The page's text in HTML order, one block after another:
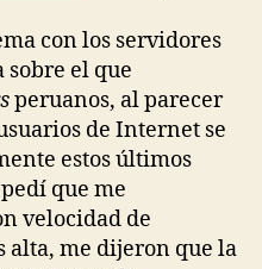
con los servidores
sobre el que
peruanos, al parecer
de Internet se
estos últimos
que me
velocidad de
alta, me dijeron que la